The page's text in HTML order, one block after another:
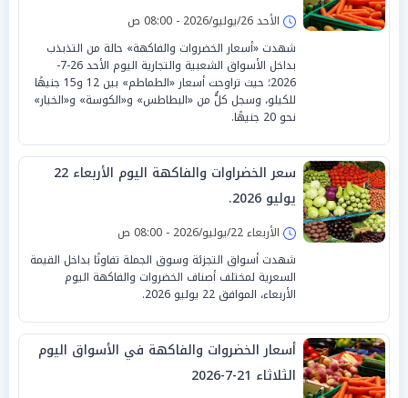
الأحد 26/يوليو/2026 - 08:00 ص
شهدت «أسعار الخضروات والفاكهة» حالة من التذبذب
بداخل الأسواق الشعبية والتجارية اليوم الأحد 26-7-
2026؛ حيث تراوحت أسعار «الطماطم» بين 12 و15 جنيهًا
للكيلو، وسجل كلٌّ من «البطاطس» و«الكوسة» و«الخيار»
نحو 20 جنيهًا.
سعر الخضراوات والفاكهة اليوم الأربعاء 22
يوليو 2026.
الأربعاء 22/يوليو/2026 - 08:00 ص
شهدت أسواق التجزئة وسوق الجملة تفاوتًا بداخل القيمة
السعرية لمختلف أصناف الخضروات والفاكهة اليوم
الأربعاء، الموافق 22 يوليو 2026.
أسعار الخضروات والفاكهة في الأسواق اليوم
الثلاثاء 21-7-2026